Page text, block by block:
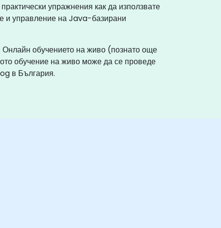
упражнения как да използвате
и управление на Java-базирани
Онлайн обучението на живо (познато още
обучение на живо може да се проведе
в България.